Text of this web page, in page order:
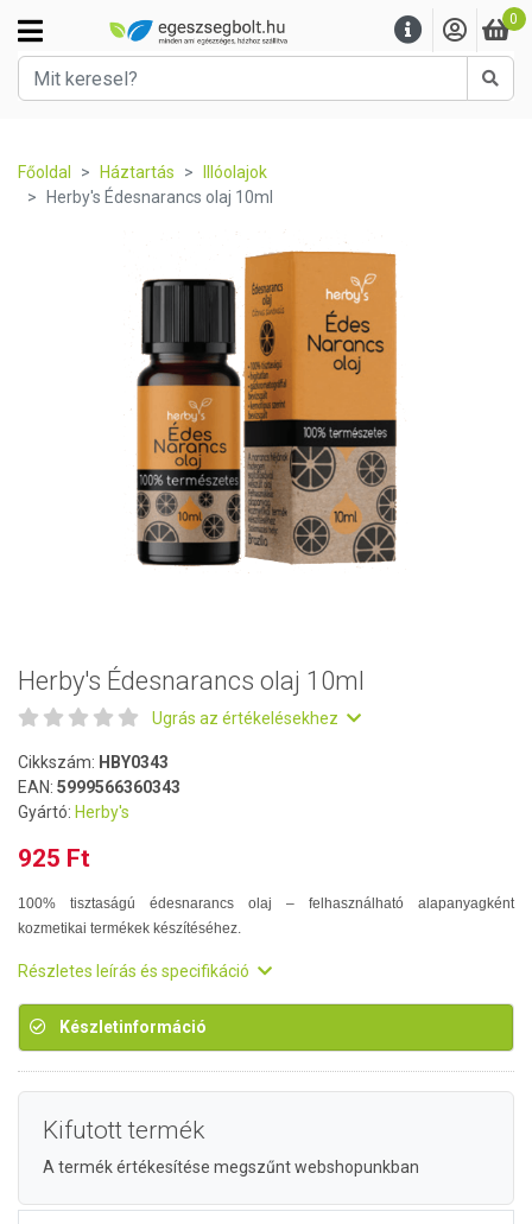
0
Főoldal Háztartás
Illóolajok
Herby's Édesnarancs olaj 10ml
Herby's Édesnarancs olaj 10ml
Ugrás az értékelésekhez
Cikkszám: HBY0343
EAN: 5999566360343
Gyártó: Herby's
925 Ft
100% tisztaságú édesnarancs olaj – felhasználható alapanyagként
kozmetikai termékek készítéséhez.
Részletes leírás és specifikáció
Készletinformáció
Kifutott termék
A termék értékesítése megszűnt webshopunkban